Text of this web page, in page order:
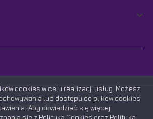
Odwiedzin: 1642273
cookies w celu realizacji usług. Możesz
lub dostępu do plików cookies
Aby dowiedzieć się więcej